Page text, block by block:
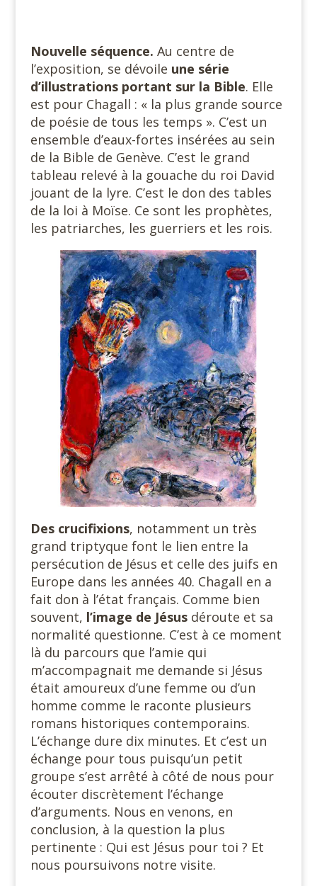
Nouvelle séquence. Au centre de
l’exposition, se dévoile une série
d’illustrations portant sur la Bible. Elle
est pour Chagall : « la plus grande source
de poésie de tous les temps ». C’est un
ensemble d’eaux-fortes insérées au sein
de la Bible de Genève. C’est le grand
tableau relevé à la gouache du roi David
jouant de la lyre. C’est le don des tables
de la loi à Moïse. Ce sont les prophètes,
les patriarches, les guerriers et les rois.
Des crucifixions, notamment un très
grand triptyque font le lien entre la
persécution de Jésus et celle des juifs en
Europe dans les années 40. Chagall en a
fait don à l’état français. Comme bien
souvent, l’image de Jésusdéroute et sa
normalité questionne. C’est à ce moment
là du parcours que l’amie qui
m’accompagnait me demande si Jésus
était amoureux d’une femme ou d’un
homme comme le raconte plusieurs
romans historiques contemporains.
L’échange dure dix minutes. Et c’est un
échange pour tous puisqu’un petit
groupe s’est arrêté à côté de nous pour
écouter discrètement l’échange
d’arguments. Nous en venons, en
conclusion, à la question la plus
pertinente : Qui est Jésus pour toi ? Et
nous poursuivons notre visite.